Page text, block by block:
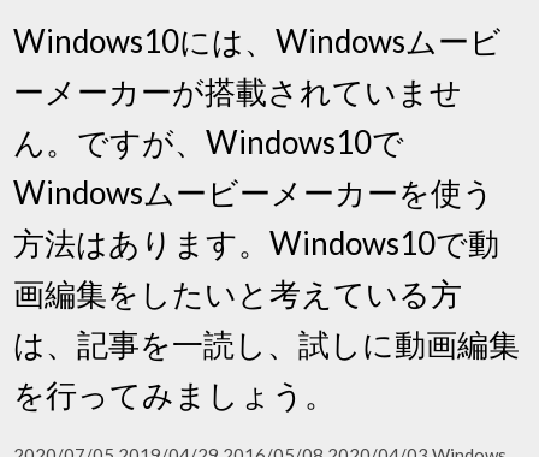
Windows10には、Windowsムービ
ーメーカーが搭載されていませ
ん。ですが、Windows10で
Windowsムービーメーカーを使う
方法はあります。Windows10で動
画編集をしたいと考えている方
は、記事を一読し、試しに動画編集
を行ってみましょう。